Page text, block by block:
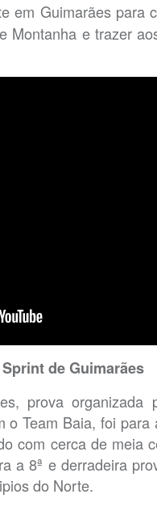
em Guimarães para
Montanha e trazer
de Guimarães
prova organizada
o Team Baia, foi
com cerca de meia
a 8ª e derradeira
do Norte.